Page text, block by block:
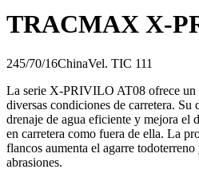
TRACMAX X-
245/70/16ChinaVel. TIC 111
La serie X-PRIVILO AT08 ofrece un
diversas condiciones de carretera.
drenaje de agua eficiente y mejora el
en carretera como fuera de ella. La
flancos aumenta el agarre
abrasiones.